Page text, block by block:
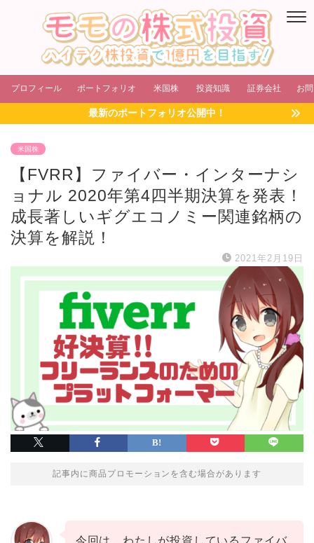
プロフィール ポートフォリオ 米国株 投資知識 証券会社 お
最新のポートフォリオ公開中！
米国株
【FVRR】ファイバー・インターナシ
ョナル 2020年第4四半期決算を発表！
成長著しいギグエコノミー関連銘柄の
決算を解説！
2021年2月19日
記事内に商品プロモーションを含む場合があります
今回は、わたしが投資しているファイバ